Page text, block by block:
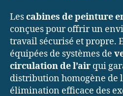
Lescabines de peinture
conçues pour offrir un
travail sécurisé et propre.
équipées de systèmes de
circulation de l’air qui
distribution homogène de
élimination efficace des